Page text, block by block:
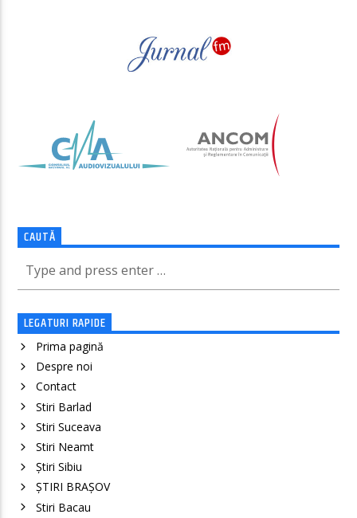
CAUTĂ
LEGATURI RAPIDE
Prima pagină
Despre noi
Contact
Stiri Barlad
Stiri Suceava
Stiri Neamt
Știri Sibiu
ȘTIRI BRAȘOV
Stiri Bacau